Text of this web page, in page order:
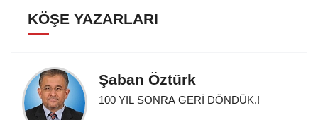
KÖŞE YAZARLARI
Şaban Öztürk
100 YIL SONRA GERİ DÖNDÜK.!